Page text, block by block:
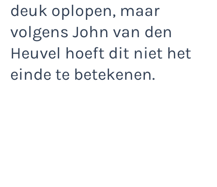
deuk oplopen, maar
volgens John van den
Heuvel hoeft dit niet het
einde te betekenen.